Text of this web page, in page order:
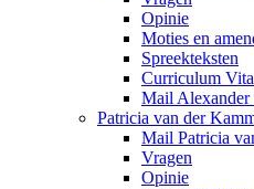
Opinie
Moties en
Spreekteksten
Curriculum
Mail Alexander
Patricia van der
Mail Patricia
Vragen
Opinie